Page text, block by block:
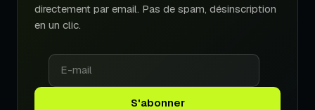
directement par email. Pas de spam, désinscription
en un clic.